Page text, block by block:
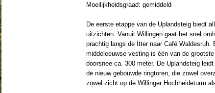
Moeilijkheidsgraad: gemiddeld
De eerste etappe van de Uplandsteig biedt
uitzichten. Vanuit Willingen gaat het snel
prachtig langs de Itter naar Café
middeleeuwse vesting is één van de
doorsnee ca. 300 meter. De Uplandsteig
de nieuw gebouwde ringtoren, die zowel
zowel zicht op de Willinger Hochheideturm